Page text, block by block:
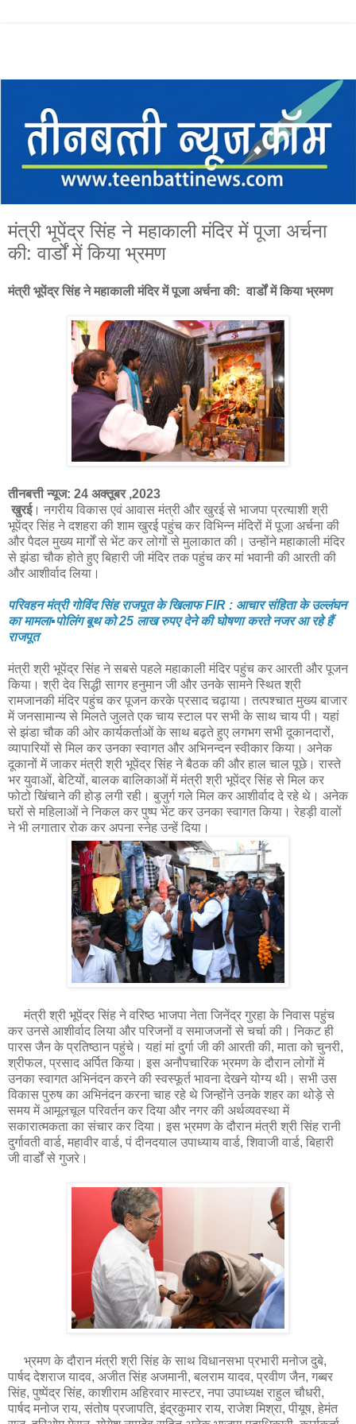
मंत्री भूपेंद्र सिंह ने महाकाली मंदिर में पूजा अर्चना
की: वार्डों में किया भ्रमण
मंत्री भूपेंद्र सिंह ने महाकाली मंदिर में पूजा अर्चना की: वार्डों में किया भ्रमण
तीनबत्ती न्यूज: 24 अक्तूबर ,2023
खुरई। नगरीय विकास एवं आवास मंत्री और खुरई से भाजपा प्रत्याशी श्री
भूपेंद्र सिंह ने दशहरा की शाम खुरई पहुंच कर विभिन्न मंदिरों में पूजा अर्चना की
और पैदल मुख्य मार्गों से भेंट कर लोगों से मुलाकात की। उन्होंने महाकाली मंदिर
से झंडा चौक होते हुए बिहारी जी मंदिर तक पहुंच कर मां भवानी की आरती की
और आशीर्वाद लिया।
परिवहन मंत्री गोविंद सिंह राजपूत के खिलाफ FIR : आचार संहिता के उल्लंघन
का मामला▪️पोलिंग बूथ को 25 लाख रुपए देने की घोषणा करते नजर आ रहे हैं
राजपूत
मंत्री श्री भूपेंद्र सिंह ने सबसे पहले महाकाली मंदिर पहुंच कर आरती और पूजन
किया। श्री देव सिद्धी सागर हनुमान जी और उनके सामने स्थित श्री
रामजानकी मंदिर पहुंच कर पूजन करके प्रसाद चढ़ाया। तत्पश्चात मुख्य बाजार
में जनसामान्य से मिलते जुलते एक चाय स्टाल पर सभी के साथ चाय पी। यहां
से झंडा चौक की ओर कार्यकर्ताओं के साथ बढ़ते हुए लगभग सभी दूकानदारों,
व्यापारियों से मिल कर उनका स्वागत और अभिनन्दन स्वीकार किया। अनेक
दूकानों में जाकर मंत्री श्री भूपेंद्र सिंह ने बैठक की और हाल चाल पूछे। रास्ते
भर युवाओं, बेटियों, बालक बालिकाओं में मंत्री श्री भूपेंद्र सिंह से मिल कर
फोटो खिंचाने की होड़ लगी रही। बुजुर्ग गले मिल कर आशीर्वाद दे रहे थे। अनेक
घरों से महिलाओं ने निकल कर पुष्प भेंट कर उनका स्वागत किया। रेहड़ी वालों
ने भी लगातार रोक कर अपना स्नेह उन्हें दिया।
मंत्री श्री भूपेंद्र सिंह ने वरिष्ठ भाजपा नेता जिनेंद्र गुरहा के निवास पहुंच
कर उनसे आशीर्वाद लिया और परिजनों व समाजजनों से चर्चा की। निकट ही
पारस जैन के प्रतिष्ठान पहुंचे। यहां मां दुर्गा जी की आरती की, माता को चुनरी,
श्रीफल, प्रसाद अर्पित किया। इस अनौपचारिक भ्रमण के दौरान लोगों में
उनका स्वागत अभिनंदन करने की स्वस्फूर्त भावना देखने योग्य थी। सभी उस
विकास पुरुष का अभिनंदन करना चाह रहे थे जिन्होंने उनके शहर का थोड़े से
समय में आमूलचूल परिवर्तन कर दिया और नगर की अर्थव्यवस्था में
सकारात्मकता का संचार कर दिया। इस भ्रमण के दौरान मंत्री श्री सिंह रानी
दुर्गावती वार्ड, महावीर वार्ड, पं दीनदयाल उपाध्याय वार्ड, शिवाजी वार्ड, बिहारी
जी वार्डों से गुजरे।
भ्रमण के दौरान मंत्री श्री सिंह के साथ विधानसभा प्रभारी मनोज दुबे,
पार्षद देशराज यादव, अजीत सिंह अजमानी, बलराम यादव, प्रवीण जैन, गब्बर
सिंह, पुष्पेंद्र सिंह, काशीराम अहिरवार मास्टर, नपा उपाध्यक्ष राहुल चौधरी,
पार्षद मनोज राय, संतोष प्रजापति, इंद्रकुमार राय, राजेश मिश्रा, पीयूष, हेमंत